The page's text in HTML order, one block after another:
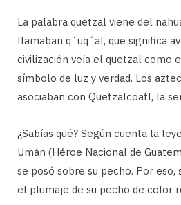
La palabra quetzal viene del
llamaban q´uq´al, que significa
civilización veía el quetzal como
símbolo de luz y verdad. Los
asociaban con Quetzalcoatl, la
¿Sabías qué? Según cuenta la
Umán (Héroe Nacional de
se posó sobre su pecho. Por eso,
el plumaje de su pecho de color